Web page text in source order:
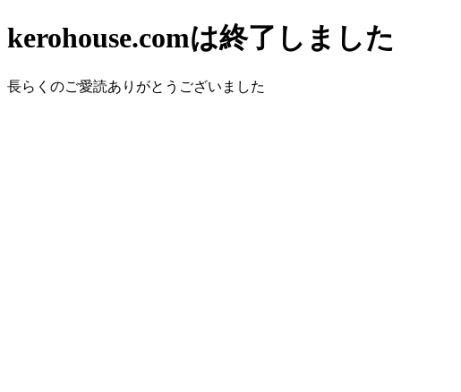
kerohouse.comは終了しました
長らくのご愛読ありがとうございました